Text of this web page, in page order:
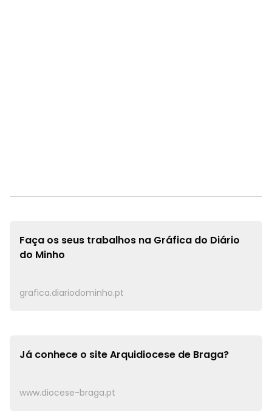
Faça os seus trabalhos na Gráfica do Diário
do Minho
grafica.diariodominho.pt
Já conhece o siteArquidiocese de Braga?
www.diocese-braga.pt